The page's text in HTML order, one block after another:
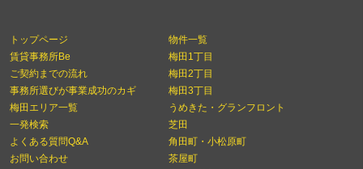
トップページ
賃貸事務所Be
ご契約までの流れ
事務所選びが事業成功のカギ
梅田エリア一覧
一発検索
よくある質問Q&A
お問い合わせ
物件一覧
梅田1丁目
梅田2丁目
梅田3丁目
うめきた・グランフロント
芝田
角田町・小松原町
茶屋町